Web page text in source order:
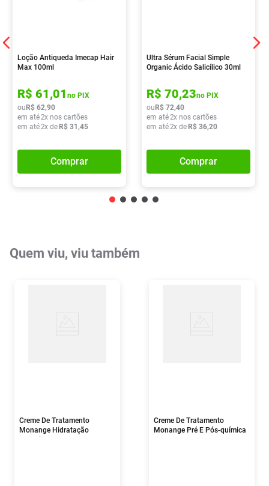
Loção Antiqueda Imecap Hair
Max 100ml
R$ 61,01 no PIX
ou R$ 62,90
em até2x nos cartões
em até2x de R$ 31 ,45
Comprar
Ultra Sérum Facial Simple
Organic Ácido Salicílico 30ml
R$ 70,23no PIX
ou R$ 72,40
em até2x nos cartões
em até2x de R$ 36,20
Comprar
Quem viu, viu também
Creme De Tratamento
Monange Hidratação
Creme De Tratamento
Monange Pré E Pós-química